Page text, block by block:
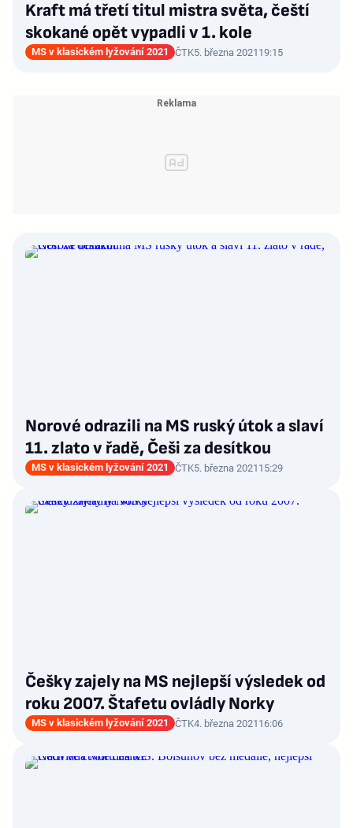
Kraft má třetí titul mistra světa, čeští
skokané opět vypadli v 1. kole
MS v klasickém lyžování 2021 ČTK5. března 2021 19:15
Norové odrazili na MS ruský útok a slaví
11. zlato v řadě, Češi za desítkou
MS v klasickém lyžování 2021 ČTK5. března 2021 15:29
Češky zajely na MS nejlepší výsledek od
roku 2007. Štafetu ovládly Norky
MS v klasickém lyžování 2021 ČTK4. března 2021 16:06